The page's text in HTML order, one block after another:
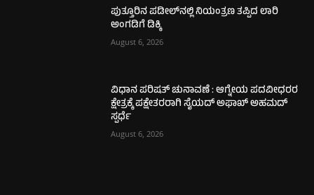
ಪುತ್ತೂರಿನ ಪಡೀಲ್‌ನಲ್ಲಿ ನಿಯಂತ್ರಣ ತಪ್ಪಿದ ಲಾರಿ
ಅಂಗಡಿಗೆ ಡಿಕ್ಕಿ
August 6, 2026
ವಿಧಾನ ಪರಿಷತ್ ಚುನಾವಣೆ : ಆಗ್ನೇಯ ಪದವೀಧರರ
ಕ್ಷೇತ್ರಕ್ಕೆ ಪಕ್ಷೇತರರಾಗಿ ಸೈಯದ್ ಅಫಾಖ್ ಅಹಮದ್
ಸ್ಪರ್ಧೆ
August 6, 2026